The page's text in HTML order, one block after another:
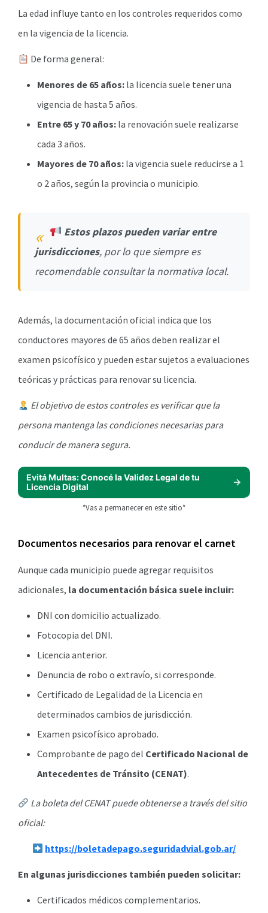
La edad influye tanto en los controles requeridos como
en la vigencia de la licencia.
De forma general:
Menores de 65 años: la licencia suele tener una
vigencia de hasta 5 años.
Entre 65 y 70 años: la renovación suele realizarse
cada 3 años.
Mayores de 70 años: la vigencia suele reducirse a 1
o 2 años, según la provincia o municipio.
Estos plazos pueden variar entre
jurisdicciones, por lo que siempre es
recomendable consultar la normativa local.
Además, la documentación oficial indica que los
conductores mayores de 65 años deben realizar el
examen psicofísico y pueden estar sujetos a evaluaciones
teóricas y prácticas para renovar su licencia.
El objetivo de estos controles es verificar que la
persona mantenga las condiciones necesarias para
conducir de manera segura.
Evitá Multas: Conocé la Validez Legal de tu
Licencia Digital
*Vas a permanecer en este sitio*
Documentos necesarios para renovar el carnet
Aunque cada municipio puede agregar requisitos
adicionales, la documentación básica suele incluir:
DNI con domicilio actualizado.
Fotocopia del DNI.
Licencia anterior.
Denuncia de robo o extravío, si corresponde.
Certificado de Legalidad de la Licencia en
determinados cambios de jurisdicción.
Examen psicofísico aprobado.
Comprobante de pago del Certificado Nacional de
Antecedentes de Tránsito (CENAT).
La boleta del CENAT puede obtenerse a través del sitio
oficial:
https://boletadepago.seguridadvial.gob.ar/
En algunas jurisdicciones también pueden solicitar:
Certificados médicos complementarios.